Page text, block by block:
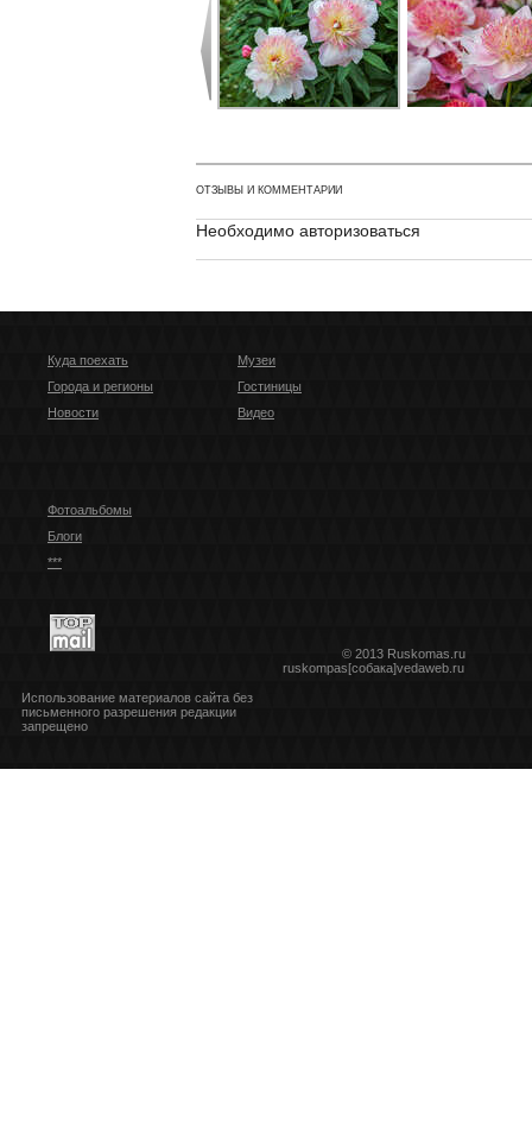
ОТЗЫВЫ И КОММЕНТАРИИ
Необходимо авторизоваться
Куда поехать
Города и регионы
Новости
Музеи
Гостиницы
Видео
Фотоальбомы
Блоги
***
© 2013 Ruskomas.ru
ruskompas[собака]vedaweb.ru
Использование материалов сайта без
письменного разрешения редакции
запрещено